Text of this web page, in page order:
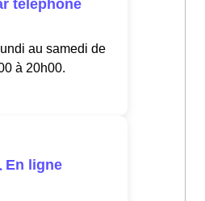
téléphone
au samedi de
à 20h00.
En ligne